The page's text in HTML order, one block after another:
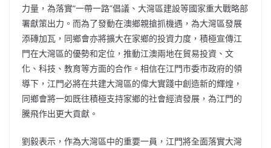
力量，為落實“一帶一路”倡議、大灣區建設等國家重大戰略部
署獻策出力。而為了發動在澳鄉親搶抓機遇，為大灣區發展
添磚加瓦，同鄉會亦將擴大在家鄉的投資力度，積極宣傳江
門在大灣區的優勢和定位，推動江澳兩地在貿易投資、文
化、科技、教育等方面的合作。相信在江門市委市政府的領
導下，江門必將在共建大灣區的偉大實踐中創造新的輝煌，
同鄉會將一如既往積極支持家鄉的社會經濟發展，為江門的
騰飛作出更大貢獻。
劉毅表示，作為大灣區中的重要一員，江門將全面落實大灣